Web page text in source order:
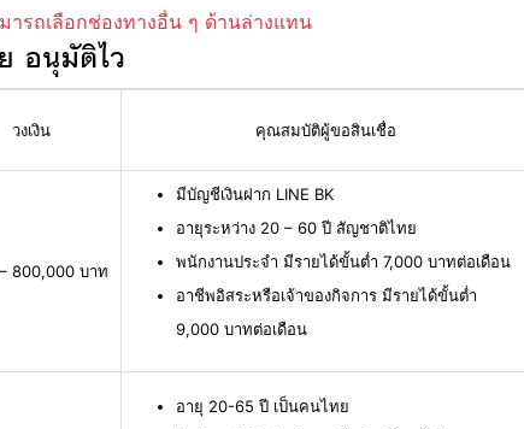
รถเลือกช่องทางอื่น ๆ ด้านล่างแทน
อนุมัติไว
วงเงิน คุณสมบัติผู้ขอสินเชื่อ
800,000 บาท
มีบัญชีเงินฝาก LINE BK
อายุระหว่าง 20 – 60 ปี สัญชาติไทย
พนักงานประจำ มีรายได้ขั้นต่ำ 7,000 บาทต่อเดือน
อาชีพอิสระหรือเจ้าของกิจการ มีรายได้ขั้นต่ำ
9,000 บาทต่อเดือน
อายุ 20-65 ปี เป็นคนไทย